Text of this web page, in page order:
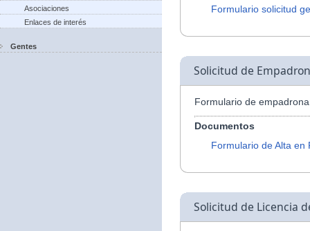
Asociaciones
Enlaces de interés
Gentes
Formulario solicitud
Solicitud de
Formulario de
Documentos
Formulario de Alta en
Solicitud de Licencia